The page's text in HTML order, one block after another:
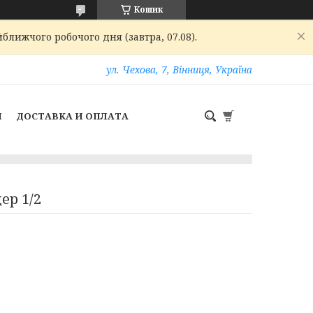
Кошик
робочого дня (завтра, 07.08).
ул. Чехова, 7, Вінниця, Україна
ДОСТАВКА И ОПЛАТА
1/2